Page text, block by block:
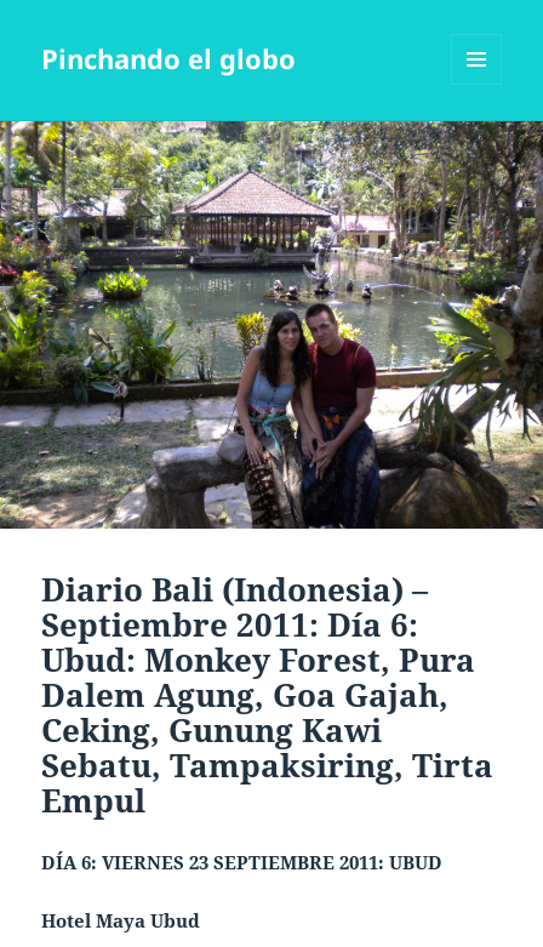
Pinchando el globo
WIDGETS
Diario Bali (Indonesia) –
Septiembre 2011: Día 6:
Ubud: Monkey Forest, Pura
Dalem Agung, Goa Gajah,
Ceking, Gunung Kawi
Sebatu, Tampaksiring, Tirta
Empul
DÍA 6: VIERNES 23 SEPTIEMBRE 2011: UBUD
Hotel Maya Ubud